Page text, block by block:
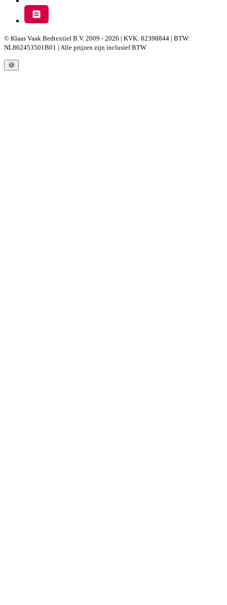
© Klaas Vaak Bedtextiel B.V. 2009 - 2026 | KVK: 82398844 | BTW:
NL862453501B01 | Alle prijzen zijn inclusief BTW
🍪